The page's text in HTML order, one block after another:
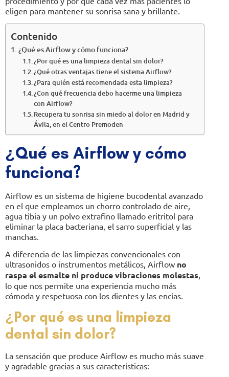
eligen para mantener su sonrisa sana y brillante.
Contenido
¿Qué es Airflow y cómo funciona?
¿Por qué es una limpieza dental sin dolor?
¿Qué otras ventajas tiene el sistema Airflow?
¿Para quién está recomendada esta limpieza?
¿Con qué frecuencia debo hacerme una limpieza
con Airflow?
Recupera tu sonrisa sin miedo al dolor en Madrid y
Ávila, en el Centro Premoden
¿Qué es Airflow y cómo
funciona?
Airflow es un sistema de higiene bucodental avanzado
en el que empleamos un chorro controlado de aire,
agua tibia y un polvo extrafino llamado eritritol para
eliminar la placa bacteriana, el sarro superficial y las
manchas.
A diferencia de las limpiezas convencionales con
ultrasonidos o instrumentos metálicos, Airflow no
raspa el esmalte ni produce vibraciones molestas,
lo que nos permite una experiencia mucho más
cómoda y respetuosa con los dientes y las encías.
¿Por qué es una limpieza
dental sin dolor?
La sensación que produce Airflow es mucho más suave
y agradable gracias a sus características: